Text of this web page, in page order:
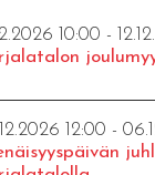
10:00 -
12:00 -